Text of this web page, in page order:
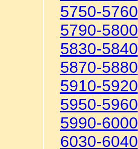
5750-5760
5790-5800
5830-5840
5870-5880
5910-5920
5950-5960
5990-6000
6030-6040